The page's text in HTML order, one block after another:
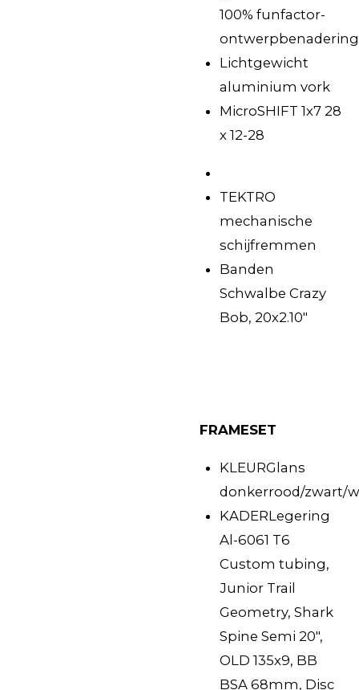
100% funfactor-
ontwerpbenadering
Lichtgewicht
aluminium vork
MicroSHIFT 1x7 28
x 12-28
TEKTRO
mechanische
schijfremmen
Banden
Schwalbe Crazy
Bob, 20x2.10"
FRAMESET
KLEURGlans
donkerrood/zwart/
KADERLegering
Al-6061 T6
Custom tubing,
Junior Trail
Geometry, Shark
Spine Semi 20",
OLD 135x9, BB
BSA 68mm, Disc